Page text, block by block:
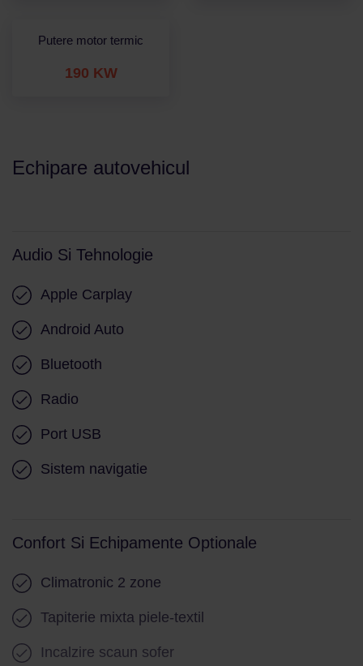
Putere motor termic
190 KW
Echipare autovehicul
Audio Si Tehnologie
Apple Carplay
Android Auto
Bluetooth
Radio
Port USB
Sistem navigatie
Confort Si Echipamente Optionale
Climatronic 2 zone
Tapiterie mixta piele-textil
Incalzire scaun sofer